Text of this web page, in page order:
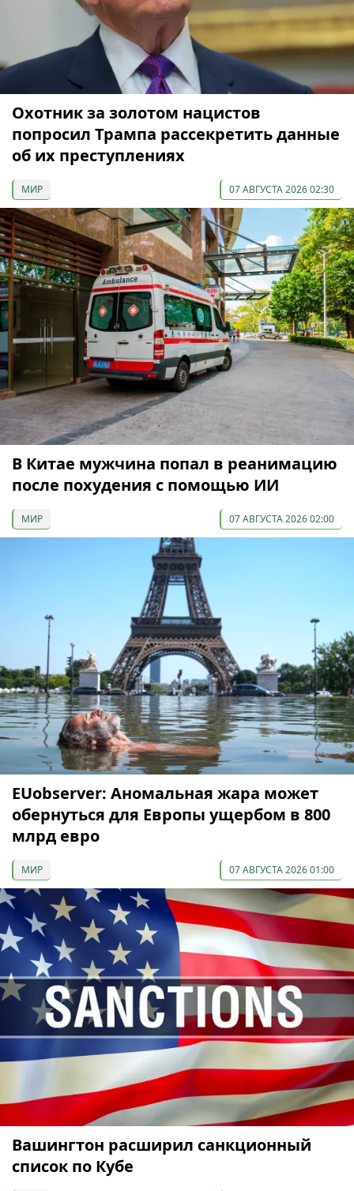
Охотник за золотом нацистов
попросил Трампа рассекретить данные
об их преступлениях
МИР 07 АВГУСТА 2026 02:30
В Китае мужчина попал в реанимацию
после похудения с помощью ИИ
МИР 07 АВГУСТА 2026 02:00
EUobserver: Аномальная жара может
обернуться для Европы ущербом в 800
млрд евро
МИР 07 АВГУСТА 2026 01:00
Вашингтон расширил санкционный
список по Кубе